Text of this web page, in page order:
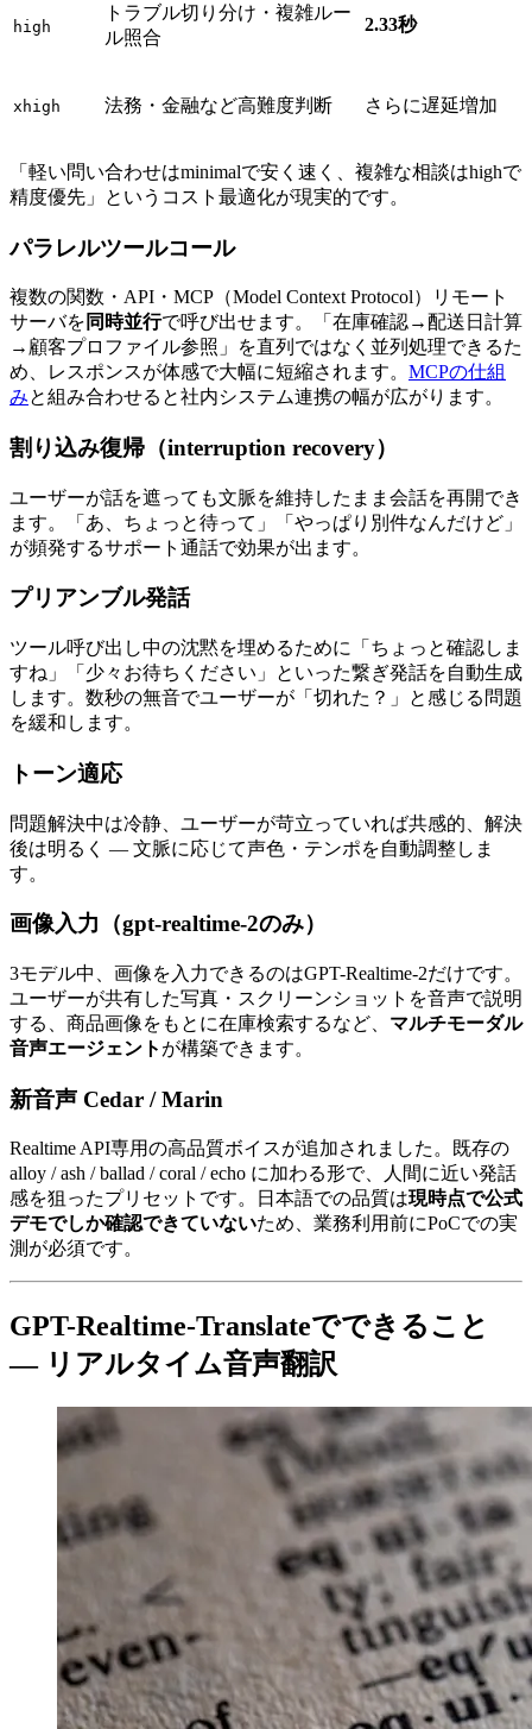
high
トラブル切り分け・複雑ルー
ル照合
2.33秒
xhigh 法務・金融など高難度判断 さらに遅延増加
「軽い問い合わせはminimalで安く速く、複雑な相談はhighで
精度優先」というコスト最適化が現実的です。
パラレルツールコール
複数の関数・API・MCP（Model Context Protocol）リモート
サーバを 同時並行で呼び出せます。「在庫確認→配送日計算
→顧客プロファイル参照」を直列ではなく並列処理できるた
め、レスポンスが体感で大幅に短縮されます。 MCPの仕組
みと組み合わせると社内システム連携の幅が広がります。
割り込み復帰（interruption recovery）
ユーザーが話を遮っても文脈を維持したまま会話を再開でき
ます。「あ、ちょっと待って」「やっぱり別件なんだけど」
が頻発するサポート通話で効果が出ます。
プリアンブル発話
ツール呼び出し中の沈黙を埋めるために「ちょっと確認しま
すね」「少々お待ちください」といった繋ぎ発話を自動生成
します。数秒の無音でユーザーが「切れた？」と感じる問題
を緩和します。
トーン適応
問題解決中は冷静、ユーザーが苛立っていれば共感的、解決
後は明るく — 文脈に応じて声色・テンポを自動調整しま
す。
画像入力（gpt-realtime-2のみ）
3モデル中、画像を入力できるのはGPT-Realtime-2だけです。
ユーザーが共有した写真・スクリーンショットを音声で説明
する、商品画像をもとに在庫検索するなど、 マルチモーダル
音声エージェント が構築できます。
新音声 Cedar / Marin
Realtime API専用の高品質ボイスが追加されました。既存の
alloy / ash / ballad / coral / echo に加わる形で、人間に近い発話
感を狙ったプリセットです。日本語での品質は現時点で公式
デモでしか確認できていないため、業務利用前にPoCでの実
測が必須です。
GPT-Realtime-Translateでできること
— リアルタイム音声翻訳